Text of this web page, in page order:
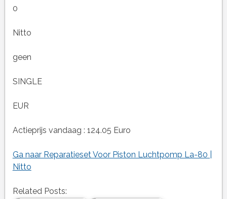
0
Nitto
geen
SINGLE
EUR
Actieprijs vandaag : 124.05 Euro
Ga naar Reparatieset Voor Piston Luchtpomp La-80 |
Nitto
Related Posts: